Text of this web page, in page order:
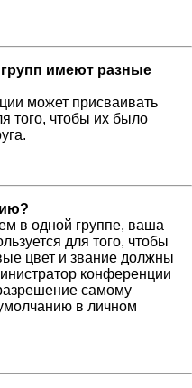
имеют разные
может присваивать
того, чтобы их было
в одной группе, ваша
для того, чтобы
цвет и звание должны
конференции
самому
в личном